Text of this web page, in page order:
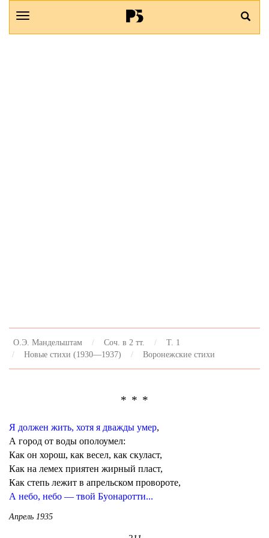
О.Э. Мандельштам Соч. в 2 тт.
Т. 1
Новые стихи (1930—1937)
Воронежские стихи
* * *
Я должен жить, хотя я дважды умер,
А город от воды ополоумел:
Как он хорош, как весел, как скуласт,
Как на лемех приятен жирный пласт,
Как степь лежит в апрельском провороте,
А небо, небо — твой Буонаротти...
Апрель 1935